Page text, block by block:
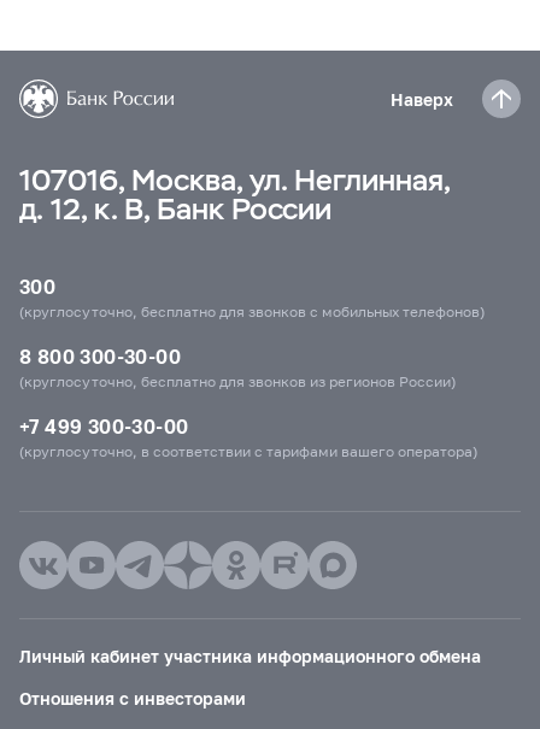
Наверх
107016, Москва, ул. Неглинная,
д. 12, к. В, Банк России
300
(круглосуточно, бесплатно для звонков с мобильных телефонов)
8 800 300-30-00
(круглосуточно, бесплатно для звонков из регионов России)
+7 499 300-30-00
(круглосуточно, в соответствии с тарифами вашего оператора)
Личный кабинет участника информационного обмена
Отношения с инвесторами